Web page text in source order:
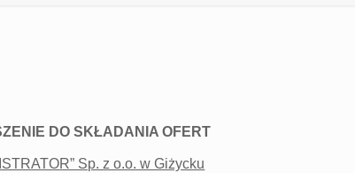
DO SKŁADANIA OFERT
Sp. z o.o. w Giżycku